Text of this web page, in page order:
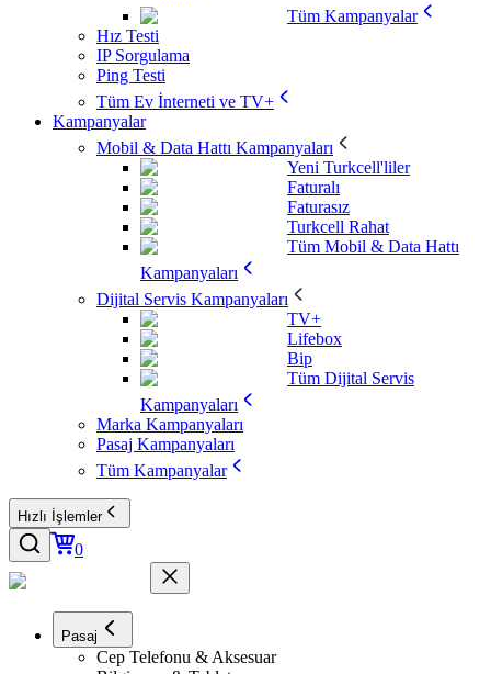
Tüm Kampanyalar
Hız Testi
IP Sorgulama
Ping Testi
Tüm Ev İnterneti ve TV+
Kampanyalar
Mobil & Data Hattı Kampanyaları
Yeni Turkcell'liler
Faturalı
Faturasız
Turkcell Rahat
Tüm Mobil & Data Hattı
Kampanyaları
Dijital Servis Kampanyaları
TV+
Lifebox
Bip
Tüm Dijital Servis
Kampanyaları
Marka Kampanyaları
Pasaj Kampanyaları
Tüm Kampanyalar
Hızlı İşlemler
0
Pasaj
Cep Telefonu & Aksesuar